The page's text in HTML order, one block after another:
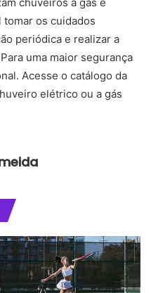
os cuidados
periódica e realizar a
uma maior segurança
Acesse o catálogo da
elétrico ou a gás